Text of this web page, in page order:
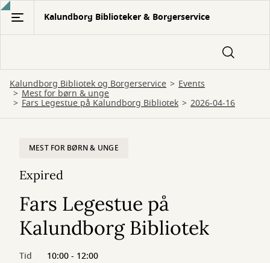
Gå
hovedindhold
Kalundborg Biblioteker & Borgerservice
Kalundborg Bibliotek og Borgerservice Events
Mest for børn & unge
Fars Legestue på Kalundborg Bibliotek 2026-04-16
MEST FOR BØRN & UNGE
Expired
Fars Legestue på
Kalundborg Bibliotek
Tid
10:00 - 12:00